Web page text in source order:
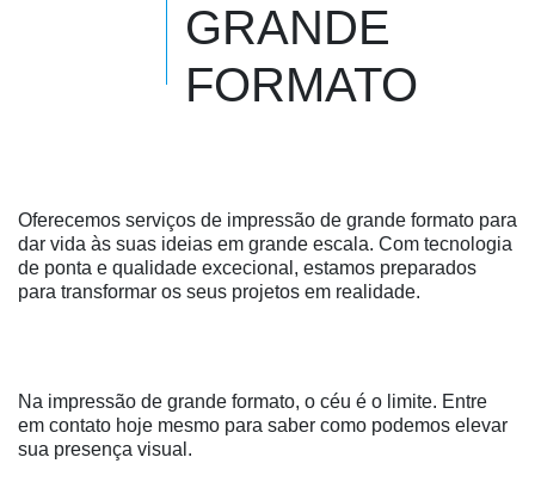
GRANDE
FORMATO
Oferecemos serviços de impressão de grande formato para
dar vida às suas ideias em grande escala. Com tecnologia
de ponta e qualidade excecional, estamos preparados
para transformar os seus projetos em realidade.
Na impressão de grande formato, o céu é o limite. Entre
em contato hoje mesmo para saber como podemos elevar
sua presença visual.